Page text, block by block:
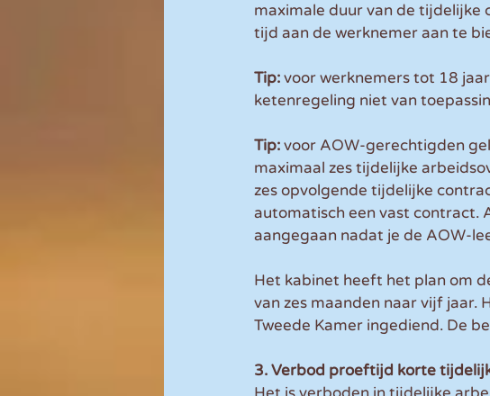
maximale duur van de tijdelijke
tijd aan de werknemer aan te
Tip: voor werknemers tot 18
ketenregeling niet van
Tip: voor AOW-gerechtigden
maximaal zes tijdelijke
zes opvolgende tijdelijke
automatisch een vast contract.
aangegaan nadat je de AOW-
Het kabinet heeft het plan om
van zes maanden naar vijf
Tweede Kamer ingediend. De
3. Verbod proeftijd korte